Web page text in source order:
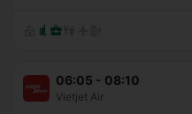
06:05 - 08:10
Vietjet Air